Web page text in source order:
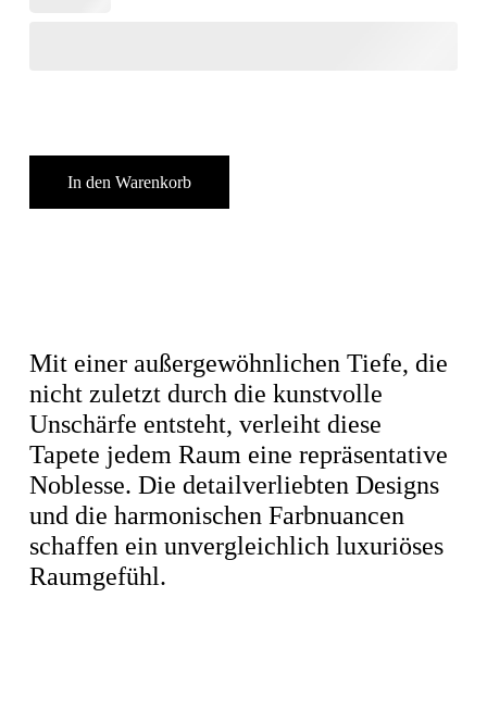
In den Warenkorb
Mit einer außergewöhnlichen Tiefe, die
nicht zuletzt durch die kunstvolle
Unschärfe entsteht, verleiht diese
Tapete jedem Raum eine repräsentative
Noblesse. Die detailverliebten Designs
und die harmonischen Farbnuancen
schaffen ein unvergleichlich luxuriöses
Raumgefühl.